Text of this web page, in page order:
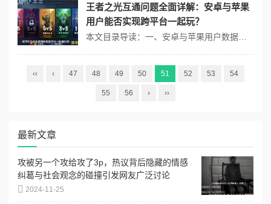
王者之光互通问题全面详解：安卓与苹果
用户能否实现跨平台一起玩？
‹‹ ‹ 47 48 49 50 51 52 53 54
55 56 › ››
最新文章
攻被另一个攻给攻了3p，热议背后隐藏的情感
纠葛与社会观念的碰撞引发网友广泛讨论
2024-11-25